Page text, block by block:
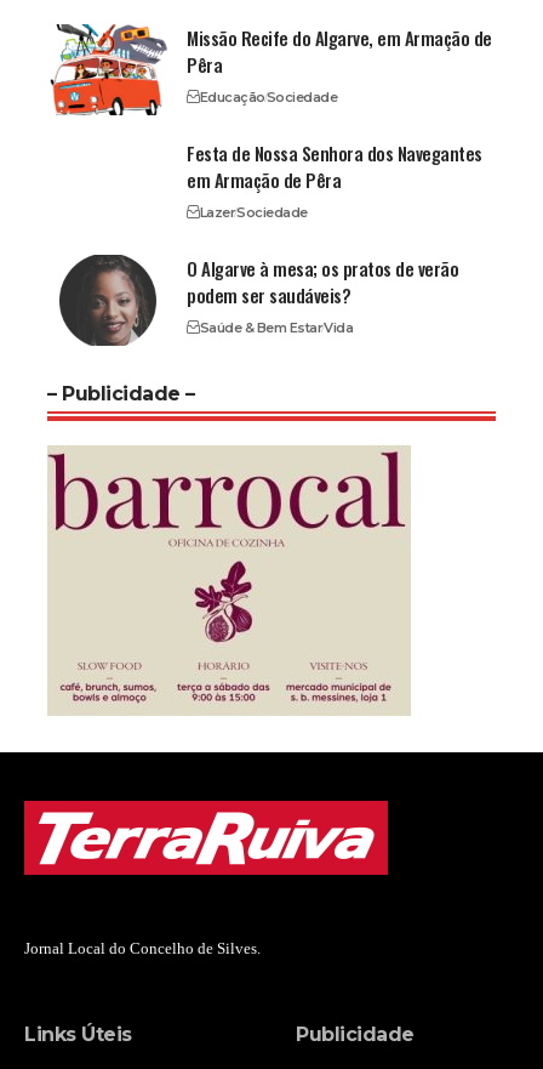
Missão Recife do Algarve, em Armação de
Pêra
EducaçãoSociedade
Festa de Nossa Senhora dos Navegantes
em Armação de Pêra
LazerSociedade
O Algarve à mesa; os pratos de verão
podem ser saudáveis?
Saúde & Bem EstarVida
– Publicidade –
Jornal Local do Concelho de Silves.
Links Úteis Publicidade